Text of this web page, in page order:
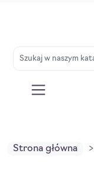
Strona główna